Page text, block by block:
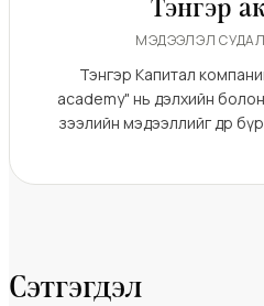
Тэнгэр
МЭДЭЭЛЭЛ
Тэнгэр Капитал
academy" нь дэлхийн болон
зээлийн мэдээллийг өдөр
Сэтгэгдэл